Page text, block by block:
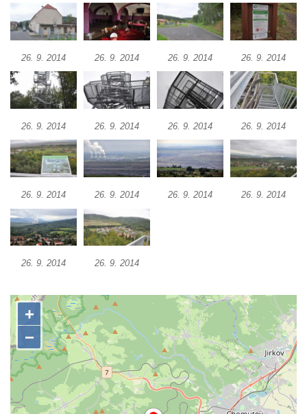
Vyhlídky na Slánské hoře ve Slaném
Labská vyhlídka v Hřensku
Vyhlídka Radovič u Velké Bučiny u Velvar
Pozorovatelna pod vrchem Radovič u Velké
Bučiny u Velvar
Vyhlídka U Zámečku v Lovosicích
Vyhlídka Růženka
Kaňkovská vyhlídka
Rozhledna Bieleboh u Beiersdorfu
Věž krále Friedricha Augusta u Löbau
Rozhledna Na Horách u Hrobců – Rohatců
Rozhledna Radejčín
Kratochvílova rozhledna v Roudnici nad
Labem
Rozhledna Luž (Aussichtsturm Lausche)
Vyhlídka Terezínka
26. 9. 2014 26. 9. 2014 26. 9. 2014 26. 9. 2014
26. 9. 2014 26. 9. 2014 26. 9. 2014 26. 9. 2014
26. 9. 2014 26. 9. 2014 26. 9. 2014 26. 9. 2014
26. 9. 2014 26. 9. 2014